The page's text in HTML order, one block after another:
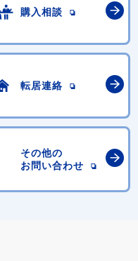
購入相談
転居連絡
その他の
お問い合わせ